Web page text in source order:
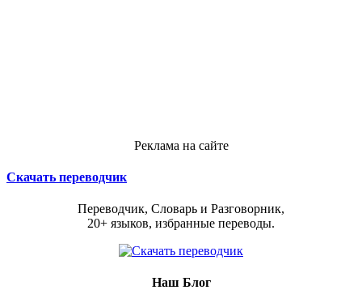
Реклама на сайте
Скачать переводчик
Переводчик, Словарь и Разговорник,
20+ языков, избранные переводы.
Наш Блог